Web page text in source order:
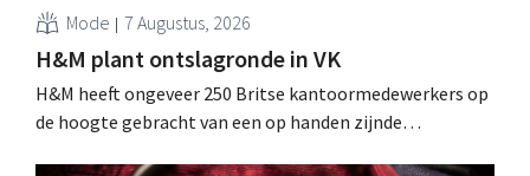
Mode 7 Augustus, 2026
H&M plant ontslagronde in VK
H&M heeft ongeveer 250 Britse kantoormedewerkers op
de hoogte gebracht van een op handen zijnde